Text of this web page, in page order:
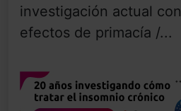
investigación actual
efectos de primacía /...